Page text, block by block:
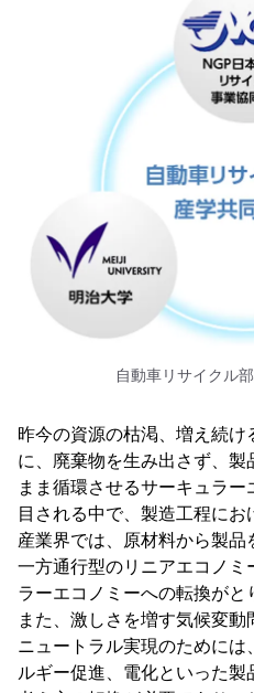
自動車リサイクル
昨今の資源の枯渇、増え続
に、廃棄物を生み出さず、
まま循環させるサーキュラ
目される中で、製造工程に
産業界では、原材料から製
一方通行型のリニアエコノミ
ラーエコノミーへの転換がと
また、激しさを増す気候変
ニュートラル実現のために
ルギー促進、電化といった